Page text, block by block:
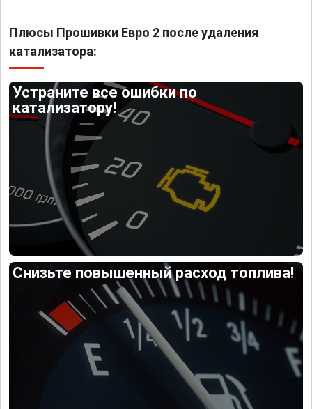
Плюсы Прошивки Евро 2 после удаления
катализатора:
Устраните все ошибки по
катализатору!
Снизьте повышенный расход топлива!